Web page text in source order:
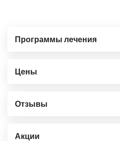
Программы лечения
Цены
Отзывы
Акции